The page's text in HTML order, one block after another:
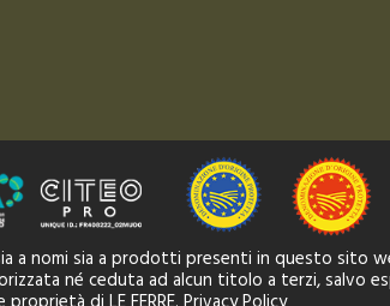
a nomi sia a prodotti presenti in questo sito
né ceduta ad alcun titolo a terzi, salvo